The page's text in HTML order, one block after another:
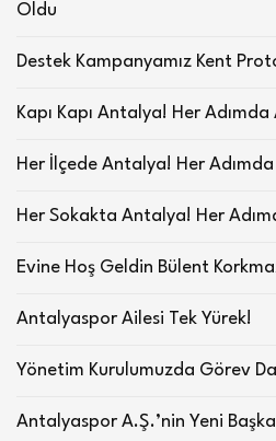
Oldu
Destek Kampanyamız Kent
Kapı Kapı Antalya! Her
Her İlçede Antalya! Her
Her Sokakta Antalya! Her
Evine Hoş Geldin Bülent
Antalyaspor Ailesi Tek Yürek!
Yönetim Kurulumuzda Görev
Antalyaspor A.Ş.’nin Yeni